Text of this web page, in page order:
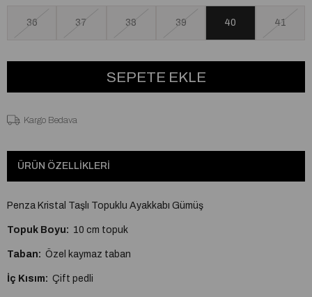
36 37 38 39 40 41
Kargo Bedava
ÜRÜN ÖZELLIKLERI
Penza Kristal Taşlı Topuklu Ayakkabı Gümüş
Topuk Boyu: 10 cm topuk
Taban: Özel kaymaz taban
İç Kısım: Çift pedli